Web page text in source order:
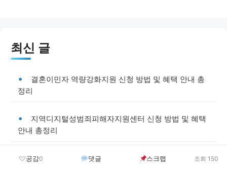
최신 글
결혼이민자 역량강화지원 신청 방법 및 혜택 안내 총
정리
지역디지털성범죄피해자지원센터 신청 방법 및 혜택
안내 총정리
가정폭력피해자 국민임대주택 우선 입주권 부여 신청
공감0 댓글 스크랩 조회 150